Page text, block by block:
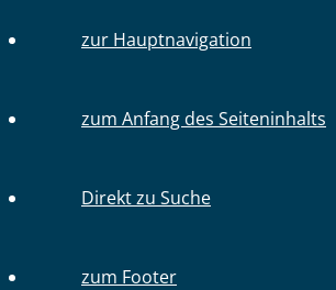
zur Hauptnavigation
zum Anfang des Seiteninhalts
Direkt zu Suche
zum Footer
DETAILS ZUM